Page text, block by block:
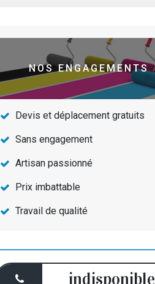
NOS ENGAGEMENTS
Devis et déplacement gratuits
Sans engagement
Artisan passionné
Prix imbattable
Travail de qualité
indisponible